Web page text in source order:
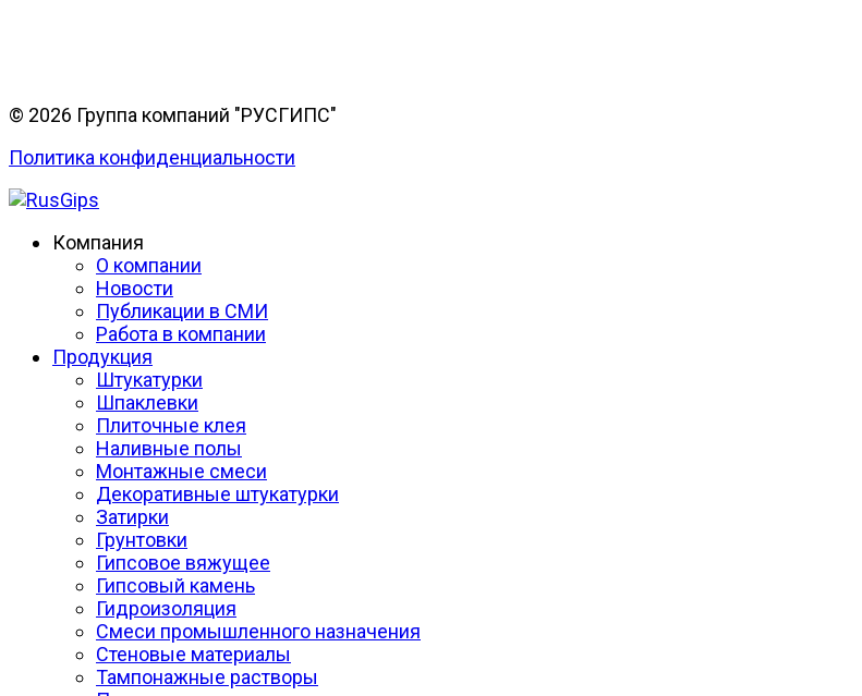
© 2026 Группа компаний "РУСГИПС"
Политика конфиденциальности
Компания
О компании
Новости
Публикации в СМИ
Работа в компании
Продукция
Штукатурки
Шпаклевки
Плиточные клея
Наливные полы
Монтажные смеси
Декоративные штукатурки
Затирки
Грунтовки
Гипсовое вяжущее
Гипсовый камень
Гидроизоляция
Смеси промышленного назначения
Стеновые материалы
Тампонажные растворы